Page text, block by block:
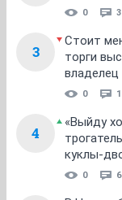
0 3
3
Стоит
торги
владелец
0
4
«Выйду
куклы-
0 6